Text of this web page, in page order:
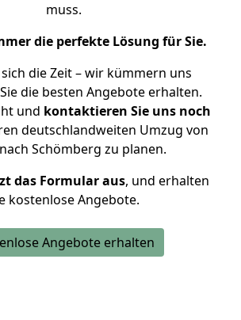
muss.
die perfekte Lösung für Sie.
die Zeit – wir kümmern uns
die besten Angebote erhalten.
und kontaktieren Sie uns noch
deutschlandweiten Umzug von
Schömberg zu planen.
das Formular aus, und erhalten
kostenlose Angebote.
Angebote erhalten